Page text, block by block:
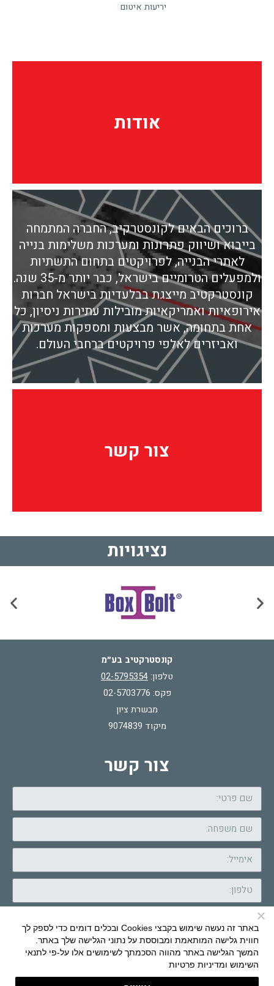
יריעות איטום
אודות
אודות
ברוכים הבאים לקונסטרקיב, החברה המתמחה
בייבוא ושיווק פתרונות ומערכות משלימות בנייה
לאתרי הבנייה, לפרויקטים בתחום התשתיות
ולמפעלים הטרומיים בישראל, כבר יותר מ-35 שנה.
קונסטרקטיב מייצגת בבלעדיות בישראל חברות
אירופאיות ואמריקאיות מובילות עתירות ניסיון, כל
אחת בתחומה, אשר מבצעות ומספקות מערכות
ואביזרים לאלפי פרויקטים ברחבי העולם.
צור קשר
צור קשר
נציגויות
קונסטרקטיב בע״מ
טלפון: 02-5795354
פקס: 02-5703776
מבשרת ציון
מיקוד 9074839
צור קשר
שלח
Brand Com & Design: HERZ
באתר זה נעשה שימוש בקבצי Cookies ובכלים דומים כדי לספק לך
חווית גלישה המותאמת ומבוססת על נתוני הגלישה שלך באתר.
המשך הגלישה באתר מהווה הסכמתך לשימושים אלו על-פי לתנאי
השימוש ומדיניות פרטיות